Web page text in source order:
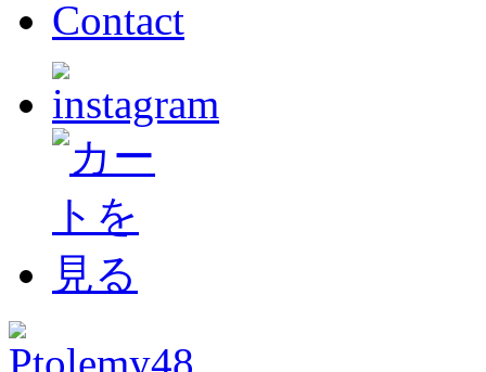
Contact